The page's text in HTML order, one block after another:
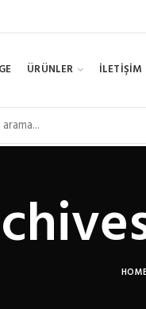
ÜRÜNLER İLETİŞİM